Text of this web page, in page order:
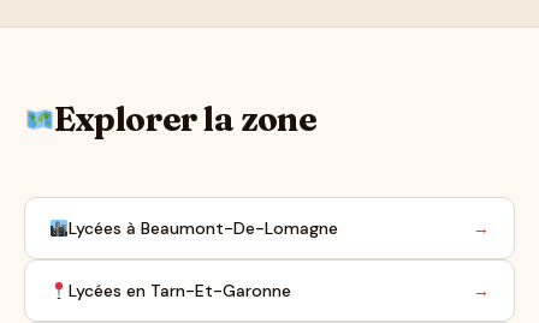
Explorer la zone
Lycées à Beaumont-De-Lomagne →
Lycées en Tarn-Et-Garonne →